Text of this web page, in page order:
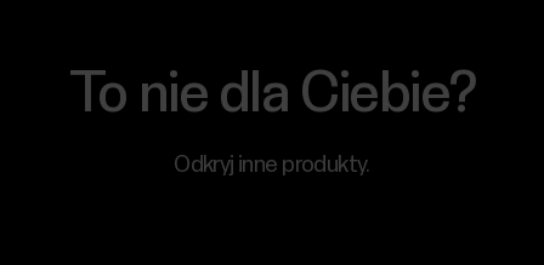
To nie dla Ciebie?
Odkryj inne produkty.